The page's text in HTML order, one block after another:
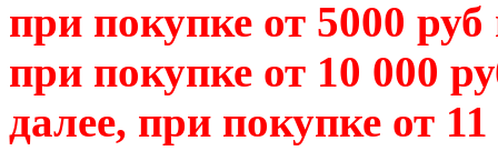
при покупке от 5000
при покупке от 10 000
далее, при покупке от